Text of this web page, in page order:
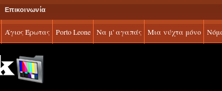
Επικοινωνία
Άγιος Έρωτας Porto Leone Να μ' αγαπάς Μια νύχτα μόνο